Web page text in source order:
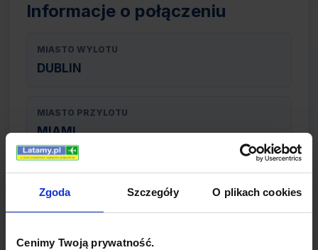
Zgoda Szczegóły O plikach cookies
Cenimy Twoją prywatność.
Informacje o połączeniu
MIASTO WYLOTU
DUBLIN
MIASTO PRZYLOTU
MIAMI
TYP POŁĄCZENIA
bezpośrednie
REZERWACJA